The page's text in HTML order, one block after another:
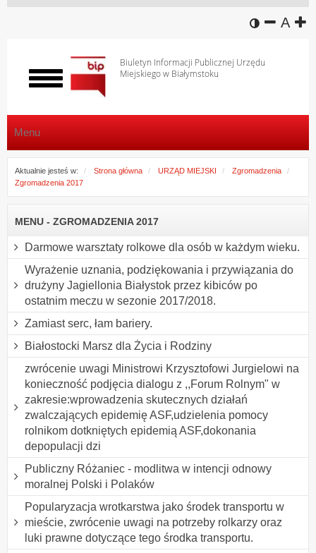
wersja
A
Biuletyn Informacji Publicznej Urzędu
Miejskiego w Białymstoku
Włącz
menu
Menu
Aktualnie jesteś w: Strona główna URZĄD MIEJSKI
Zgromadzenia
Zgromadzenia 2017
MENU - ZGROMADZENIA 2017
Darmowe warsztaty rolkowe dla osób w każdym wieku.
Wyrażenie uznania, podziękowania i przywiązania do
drużyny Jagiellonia Białystok przez kibiców po
ostatnim meczu w sezonie 2017/2018.
Zamiast serc, łam bariery.
Białostocki Marsz dla Życia i Rodziny
zwrócenie uwagi Ministrowi Krzysztofowi Jurgielowi na
konieczność podjęcia dialogu z ,,Forum Rolnym" w
zakresie:wprowadzenia skutecznych działań
zwalczających epidemię ASF,udzielenia pomocy
rolnikom dotkniętych epidemią ASF,dokonania
depopulacji dzi
Publiczny Różaniec - modlitwa w intencji odnowy
moralnej Polski i Polaków
Popularyzacja wrotkarstwa jako środek transportu w
mieście, zwrócenie uwagi na potrzeby rolkarzy oraz
luki prawne dotyczące tego środka transportu.